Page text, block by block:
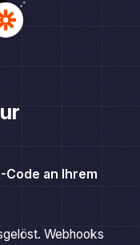
Ein Zapier-